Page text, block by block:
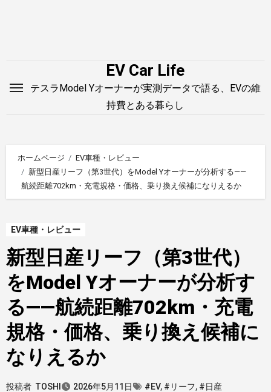
EV Car Life
テスラModel Yオーナーが実測データで語る、EVの維
持費とある暮らし
ホームページ
EV車種・レビュー
新型日産リーフ（第3世代）をModel Yオーナーが分析する——
航続距離702km・充電規格・価格、乗り換え候補になりえるか
EV車種・レビュー
新型日産リーフ（第3世代）
をModel Yオーナーが分析す
る——航続距離702km・充電
規格・価格、乗り換え候補に
なりえるか
投稿者 TOSHI 2026年5月11日 #EV, #リーフ, #日産